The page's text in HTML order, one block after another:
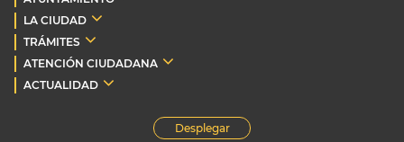
LA CIUDAD
TRÁMITES
ATENCIÓN CIUDADANA
ACTUALIDAD
Desplegar